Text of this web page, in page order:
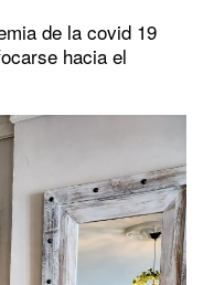
de la covid 19
hacia el